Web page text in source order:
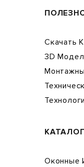
Скачать
3D
КАТАЛОГ
Оконные